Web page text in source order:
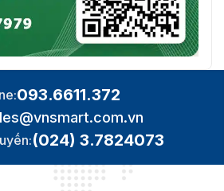
093.6611.372
(024) 3.7824073